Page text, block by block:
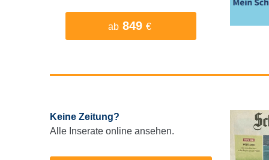
ab 849 €
Keine Zeitung?
Alle Inserate online ansehen.